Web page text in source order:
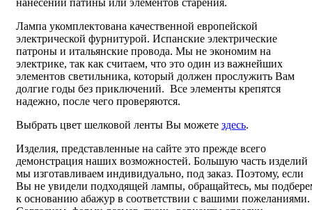
Лампа укомплектована качественной европейской
электрической фурнитурой. Испанские электрические
патроны и итальянские провода. Мы не экономим на
электрике, так как считаем, что это один из важнейших
элементов светильника, который должен прослужить Вам
долгие годы без приключений. Все элементы крепятся
надежно, после чего проверяются.
Выбрать цвет шелковой ленты Вы можете здесь.
Изделия, представленные на сайте это прежде всего
демонстрация наших возможностей. Большую часть изделий
мы изготавливаем индивидуально, под заказ. Поэтому, если
Вы не увидели подходящей лампы, обращайтесь, мы
к основанию абажур в соответствии с вашими пожеланиями.